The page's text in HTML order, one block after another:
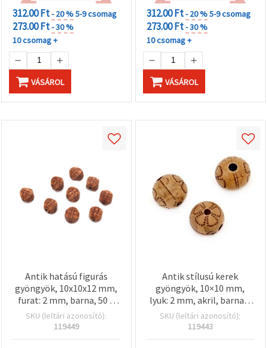
312.00 Ft- 20 %5-9 csomag
273.00 Ft- 30 %
10 csomag +
VÁSÁROL
312.00 Ft- 20 %5-9 csomag
273.00 Ft- 30 %
10 csomag +
VÁSÁROL
Antik hatású figurás
gyöngyök, 10x10x12 mm,
furat: 2 mm, barna, 50 g
(~62 db)
SKU (leltári azonosító):
119449
Antik stílusú kerek
gyöngyök, 10×10 mm,
lyuk: 2 mm, akril, barna –
50 g (~75 db)
SKU (leltári azonosító):
119443